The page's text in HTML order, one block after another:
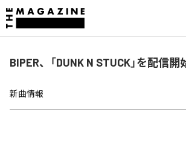
BIPER、「DUNK N STUCK」を配信開
新曲情報